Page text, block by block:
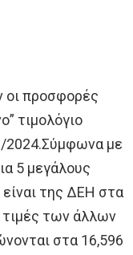
οι προσφορές
τιμολόγιο
2024.Σύμφωνα με
5 μεγάλους
της ΔΕΗ στα
τιμές των άλλων
στα 16,596